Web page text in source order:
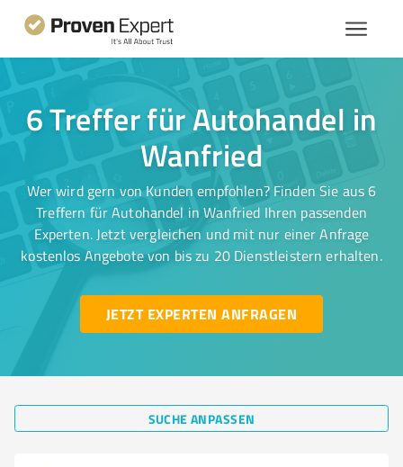
6 Treffer für Autohandel in
Wanfried
Wer wird gern von Kunden empfohlen? Finden Sie aus 6
Treffern für Autohandel in Wanfried Ihren passenden
Experten. Jetzt vergleichen und mit nur einer Anfrage
kostenlos Angebote von bis zu 20 Dienstleistern erhalten.
JETZT EXPERTEN ANFRAGEN
SUCHE ANPASSEN